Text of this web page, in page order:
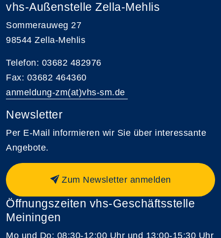
vhs-Außenstelle Zella-Mehlis
Sommerauweg 27
98544 Zella-Mehlis
Telefon: 03682 482976
Fax: 03682 464360
anmeldung-zm(at)vhs-sm.de
Newsletter
Per E-Mail informieren wir Sie über interessante
Angebote.
Zum Newsletter anmelden
Öffnungszeiten vhs-Geschäftsstelle
Meiningen
Mo und Do: 08:30-12:00 Uhr und 13:00-15:30 Uhr